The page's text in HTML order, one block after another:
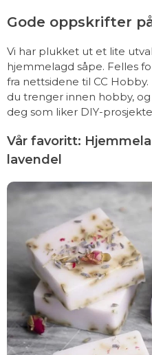
Gode oppskrifter
Vi har plukket ut et lite
hjemmelagd såpe. Felles
fra nettsidene til CC
du trenger innen hobby,
deg som liker DIY-
Vår favoritt:
lavendel